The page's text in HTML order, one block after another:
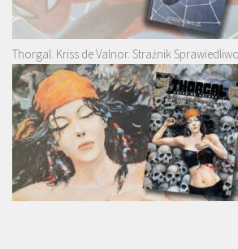
Thorgal. Kriss de Valnor. Strażnik